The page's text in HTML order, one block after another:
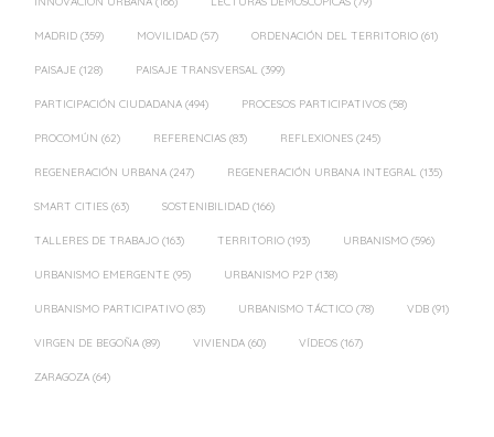
MADRID (359) MOVILIDAD (57) ORDENACIÓN DEL TERRITORIO (61)
PAISAJE (128) PAISAJE TRANSVERSAL (399)
PARTICIPACIÓN CIUDADANA (494) PROCESOS PARTICIPATIVOS (58)
PROCOMÚN (62) REFERENCIAS (83) REFLEXIONES (245)
REGENERACIÓN URBANA (247) REGENERACIÓN URBANA INTEGRAL (135)
SMART CITIES (63) SOSTENIBILIDAD (166)
TALLERES DE TRABAJO (163) TERRITORIO (193) URBANISMO (596)
URBANISMO EMERGENTE (95) URBANISMO P2P (138)
URBANISMO PARTICIPATIVO (83) URBANISMO TÁCTICO (78) VDB (91)
VIRGEN DE BEGOÑA (89) VIVIENDA (60) VÍDEOS (167)
ZARAGOZA (64)